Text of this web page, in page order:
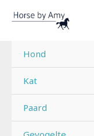
naar
inhoudHond
Kat
Paard